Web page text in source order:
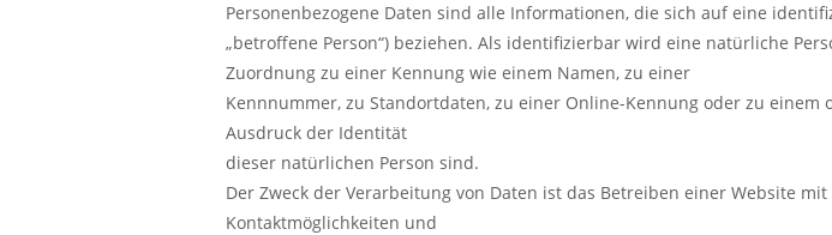
Personenbezogene Daten sind alle Informationen, die sich auf eine
„betroffene Person“) beziehen. Als identifizierbar wird eine natürliche
Zuordnung zu einer Kennung wie einem Namen, zu einer
Kennnummer, zu Standortdaten, zu einer Online-Kennung oder zu
Ausdruck der Identität
dieser natürlichen Person sind.
Der Zweck der Verarbeitung von Daten ist das Betreiben einer Website
Kontaktmöglichkeiten und